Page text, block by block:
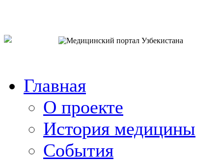
Главная
О проекте
История медицины
События